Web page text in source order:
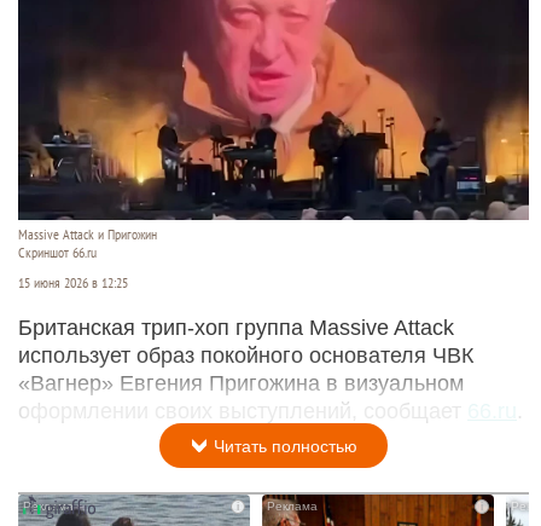
Massive Attack и Пригожин
Скриншот 66.ru
15 июня 2026 в 12:25
Британская трип-хоп группа Massive Attack
использует образ покойного основателя ЧВК
«Вагнер» Евгения Пригожина в визуальном
оформлении своих выступлений, сообщает 66.ru .
Читать полностью
i